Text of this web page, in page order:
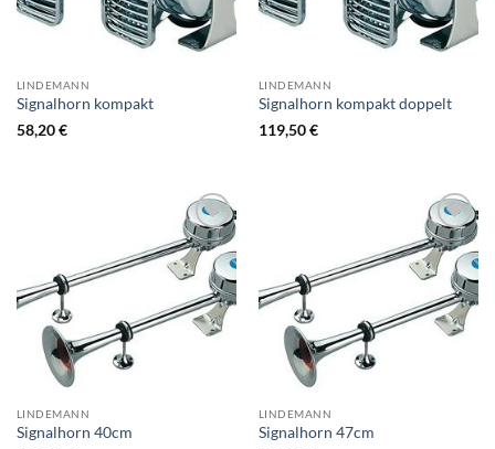
LINDEMANN
Signalhorn kompakt
58,20€
LINDEMANN
Signalhorn kompakt doppelt
119,50€
Zur
Wunschliste
hinzufügen
LINDEMANN
Signalhorn 40cm
Zur
Wunschliste
hinzufügen
LINDEMANN
Signalhorn 47cm